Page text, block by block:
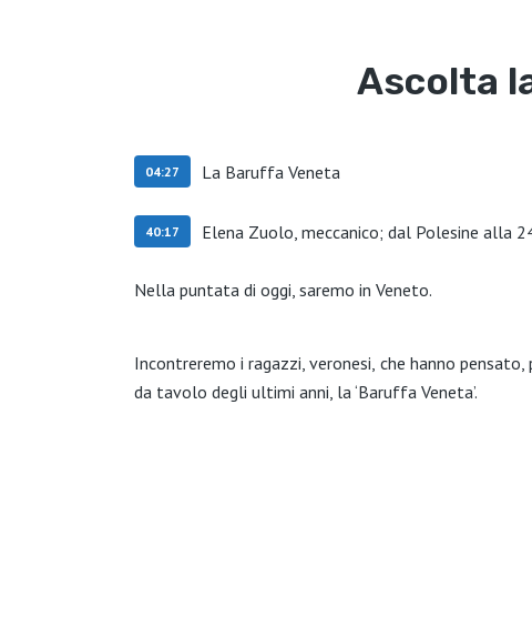
Ascolta
04:27 La Baruffa Veneta
40:17 Elena Zuolo, meccanico; dal Polesine alla
Nella puntata di oggi, saremo in Veneto.
Incontreremo i ragazzi, veronesi, che hanno
da tavolo degli ultimi anni, la ‘Baruffa Veneta’.